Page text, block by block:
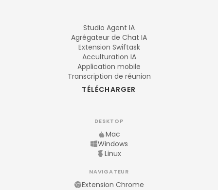
Studio Agent IA
Agrégateur de Chat IA
Extension Swiftask
Acculturation IA
Application mobile
Transcription de réunion
TÉLÉCHARGER
DESKTOP
Mac
Windows
Linux
NAVIGATEUR
Extension Chrome